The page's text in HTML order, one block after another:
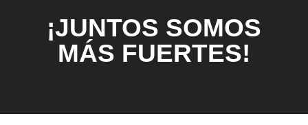
¡JUNTOS SOMOS
MÁS FUERTES!